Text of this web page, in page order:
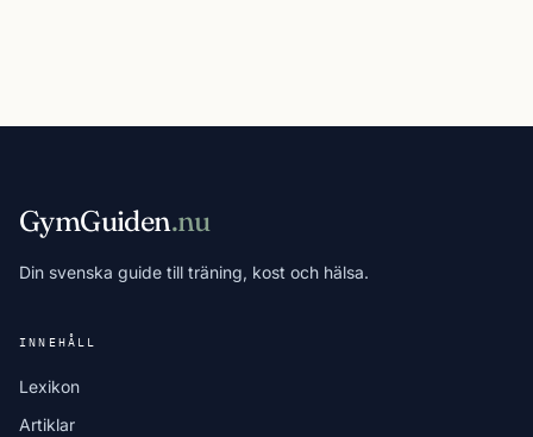
GymGuiden.nu
Din svenska guide till träning, kost och hälsa.
INNEHÅLL
Lexikon
Artiklar